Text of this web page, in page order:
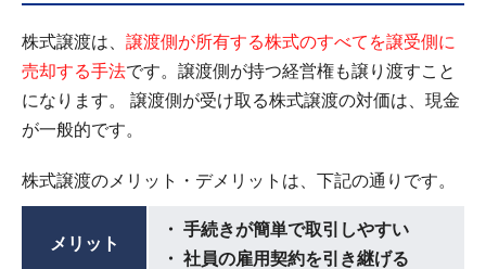
株式譲渡は、 譲渡側が所有する株式のすべてを譲受側に
売却する手法です。譲渡側が持つ経営権も譲り渡すこと
になります。 譲渡側が受け取る株式譲渡の対価は、現金
が一般的です。
株式譲渡のメリット・デメリットは、下記の通りです。
メリット
手続きが簡単で取引しやすい
社員の雇用契約を引き継げる